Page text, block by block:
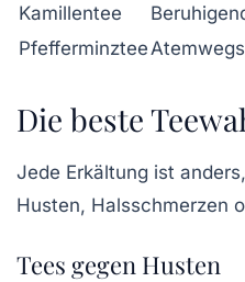
Kamillentee
Pfefferminztee
Die beste
Jede Erkältung ist
Husten, Halsschmerzen
Tees gegen Husten